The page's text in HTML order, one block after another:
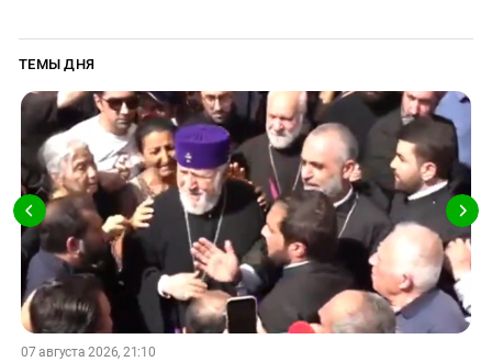
ТЕМЫ ДНЯ
07 августа 2026, 21:10